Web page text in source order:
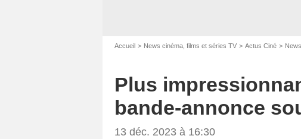
Accueil News cinéma, films et séries TV Actus Ciné
Plus
bande-annonce
13 déc. 2023 à 16:30